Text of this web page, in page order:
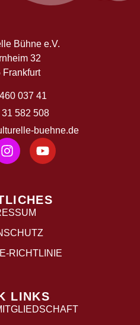
Bühne e.V.
32
Frankfurt
037 41
582 508
buehne.de
RICHTLINIE
LINKS